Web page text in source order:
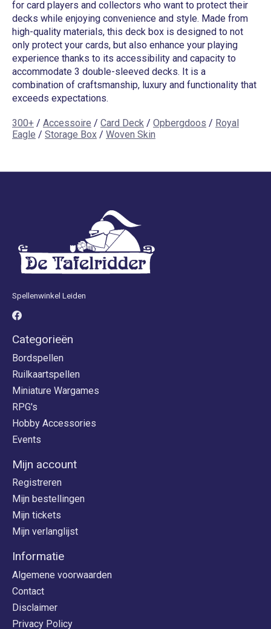
for card players and collectors who want to protect their
decks while enjoying convenience and style. Made from
high-quality materials, this deck box is designed to not
only protect your cards, but also enhance your playing
experience thanks to its accessibility and capacity to
accommodate 3 double-sleeved decks. It is a
combination of craftsmanship, luxury and functionality that
exceeds expectations.
300+ / Accessoire / Card Deck / Opbergdoos / Royal
Eagle / Storage Box / Woven Skin
Spellenwinkel Leiden
Categorieën
Bordspellen
Ruilkaartspellen
Miniature Wargames
RPG's
Hobby Accessories
Events
Mijn account
Registreren
Mijn bestellingen
Mijn tickets
Mijn verlanglijst
Informatie
Algemene voorwaarden
Contact
Disclaimer
Privacy Policy